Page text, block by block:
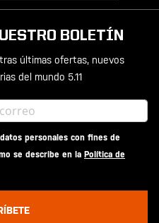
BOLETÍN
últimas ofertas, nuevos
del mundo 5.11
personales con fines de
se describe en la Política de